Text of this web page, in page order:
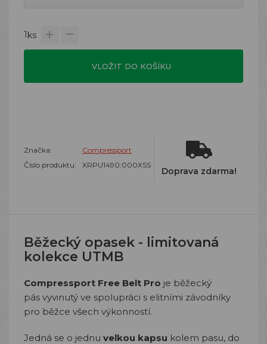
1ks
VLOŽIT DO KOŠÍKU
Značka:
Compressport
Číslo produktu:
XRPU1490:000XSS
Doprava zdarma!
Běžecký opasek - limitovaná
kolekce UTMB
Compressport Free Belt Pro je běžecký
pás vyvinutý ve spolupráci s elitními závodníky
pro běžce všech výkonností.
Jedná se o jednu velkou kapsu kolem pasu, do